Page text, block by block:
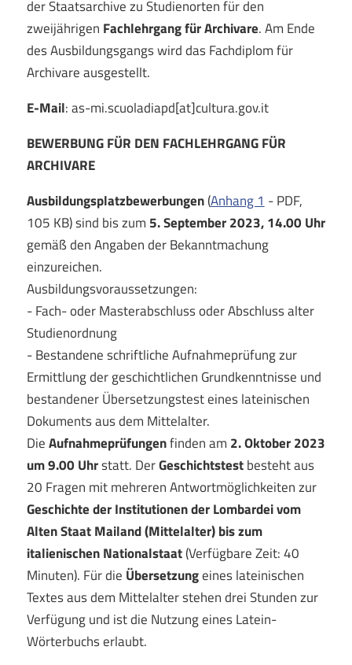
der Staatsarchive zu Studienorten für den
zweijährigen Fachlehrgang für Archivare. Am Ende
des Ausbildungsgangs wird das Fachdiplom für
Archivare ausgestellt.
E-Mail: as-mi.scuoladiapd[at]cultura.gov.it
BEWERBUNG FÜR DEN FACHLEHRGANG FÜR
ARCHIVARE
Ausbildungsplatzbewerbungen(Anhang 1 - PDF,
105 KB) sind bis zum 5. September 2023, 14.00 Uhr
gemäß den Angaben der Bekanntmachung
einzureichen.
Ausbildungsvoraussetzungen:
- Fach- oder Masterabschluss oder Abschluss alter
Studienordnung
- Bestandene schriftliche Aufnahmeprüfung zur
Ermittlung der geschichtlichen Grundkenntnisse und
bestandener Übersetzungstest eines lateinischen
Dokuments aus dem Mittelalter.
DieAufnahmeprüfungenfinden am 2. Oktober 2023
um 9.00 Uhrstatt. DerGeschichtstestbesteht aus
20 Fragen mit mehreren Antwortmöglichkeiten zur
Geschichte der Institutionen der Lombardei vom
Alten Staat Mailand (Mittelalter) bis zum
italienischen Nationalstaat(Verfügbare Zeit: 40
Minuten). Für die Übersetzungeines lateinischen
Textes aus dem Mittelalter stehen drei Stunden zur
Verfügung und ist die Nutzung eines Latein-
Wörterbuchs erlaubt.